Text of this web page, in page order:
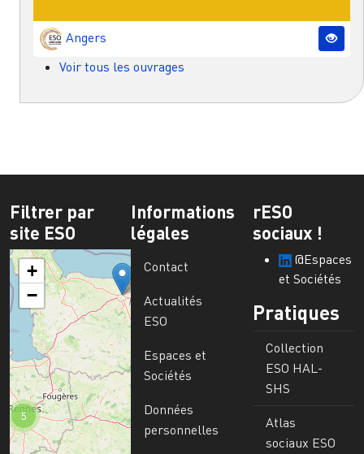
Angers
Voir tous les ouvrages
Filtrer par
site ESO
5
+
−
Informations
légales
Contact
Actualités
ESO
Espaces et
Sociétés
Données
personnelles
rESO
sociaux !
@Espaces
et Sociétés
Pratiques
Collection
ESO HAL-
SHS
Atlas
sociaux ESO